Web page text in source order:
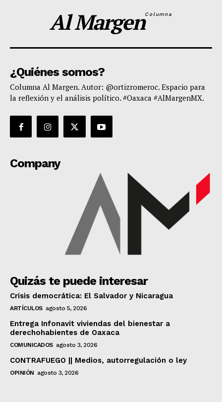
Al MargenColumna
¿Quiénes somos?
Columna Al Margen. Autor: @ortizromeroc. Espacio para
la reflexión y el análisis político. #Oaxaca #AlMargenMX.
Company
Quizás te puede interesar
Crisis democrática: El Salvador y Nicaragua
ARTÍCULOS agosto 5, 2026
Entrega Infonavit viviendas del bienestar a
derechohabientes de Oaxaca
COMUNICADOS agosto 3, 2026
CONTRAFUEGO || Medios, autorregulación o ley
OPINIÓN agosto 3, 2026